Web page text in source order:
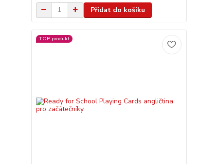
Přidat do košíku
TOP produkt